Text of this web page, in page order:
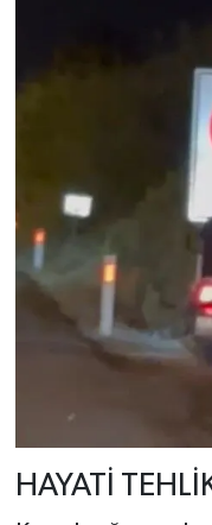
HAYATİ